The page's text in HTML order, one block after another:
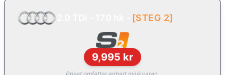
[STEG 2]
9,995 kr